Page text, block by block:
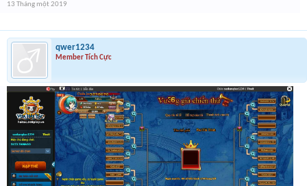
13 Tháng một 2019
qwer1234
Member Tích Cực